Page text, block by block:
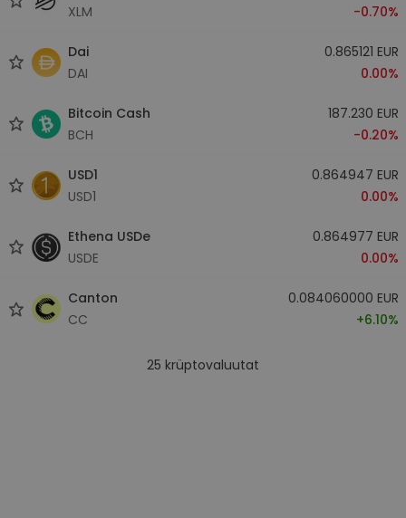
XLM
-0.70%
Dai
DAI
0.865121 EUR
0.00%
Bitcoin Cash
BCH
187.230 EUR
-0.20%
USD1
USD1
0.864947 EUR
0.00%
Ethena USDe
USDE
0.864977 EUR
0.00%
Canton
CC
0.084060000 EUR
+6.10%
25 krüptovaluutat